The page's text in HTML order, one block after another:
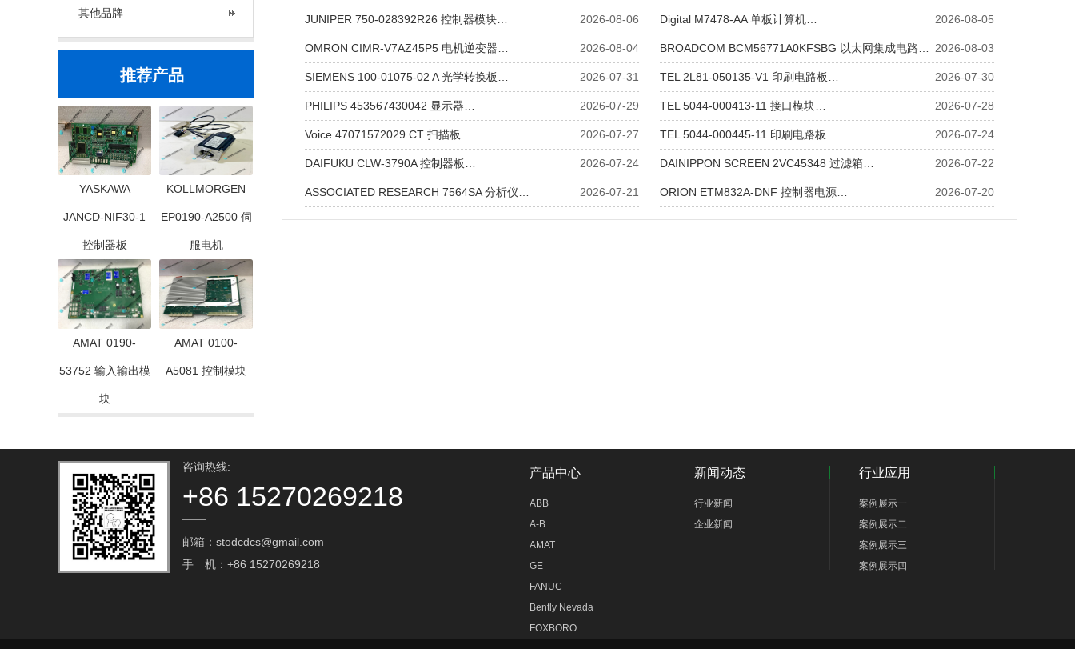
其他品牌
推荐产品
YASKAWA
JANCD-NIF30-1
控制器板
KOLLMORGEN
EP0190-A2500 伺
服电机
AMAT 0190-
53752 输入输出模
块
AMAT 0100-
A5081 控制模块
2026-08-06
JUNIPER 750-028392R26 控制器模块… 2026-08-05
Digital M7478-AA 单板计算机…
2026-08-04
OMRON CIMR-V7AZ45P5 电机逆变器… 2026-08-03
BROADCOM BCM56771A0KFSBG 以太网集成电路…
2026-07-31
SIEMENS 100-01075-02 A 光学转换板… 2026-07-30
TEL 2L81-050135-V1 印刷电路板…
2026-07-29
PHILIPS 453567430042 显示器… 2026-07-28
TEL 5044-000413-11 接口模块…
2026-07-27
Voice 47071572029 CT 扫描板… 2026-07-24
TEL 5044-000445-11 印刷电路板…
2026-07-24
DAIFUKU CLW-3790A 控制器板… 2026-07-22
DAINIPPON SCREEN 2VC45348 过滤箱…
2026-07-21
ASSOCIATED RESEARCH 7564SA 分析仪… 2026-07-20
ORION ETM832A-DNF 控制器电源…
咨询热线:
+86 15270269218
邮箱：stodcdcs@gmail.com‬
手 机：+86 15270269218
产品中心
ABB
A-B
AMAT
GE
FANUC
Bently Nevada
FOXBORO
新闻动态
行业新闻
企业新闻
行业应用
案例展示一
案例展示二
案例展示三
案例展示四